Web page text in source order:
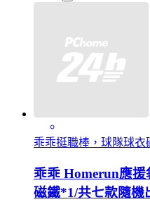
乖乖挺職棒，球隊球衣
乖乖 Homerun應
磁鐵*1/共七款隨機